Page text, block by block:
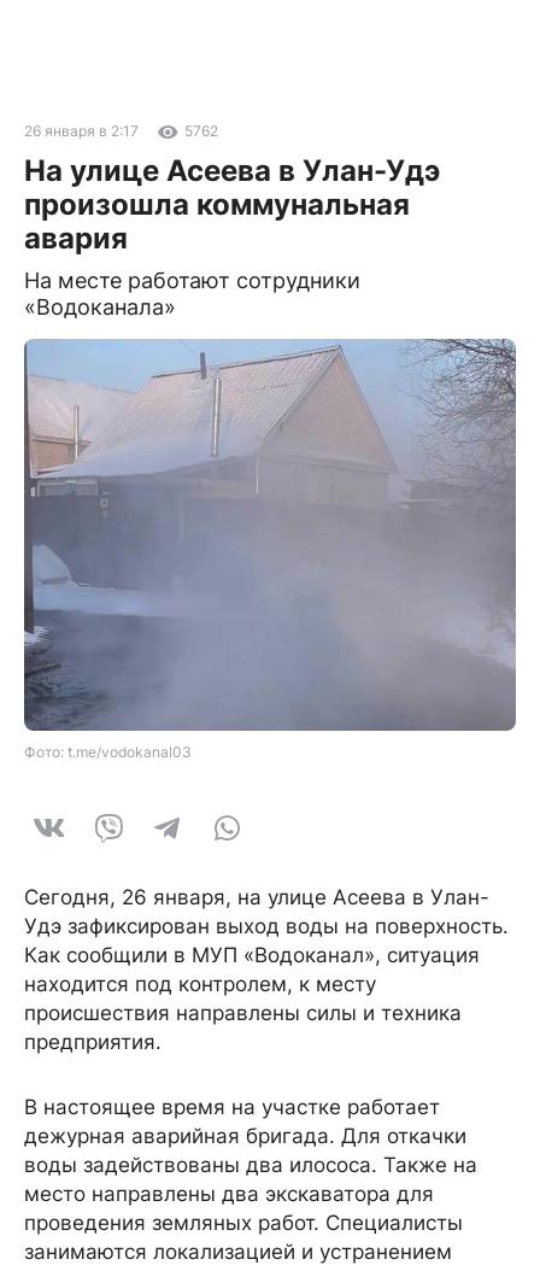
26 января в 2:17 5762
На улице Асеева в Улан-Удэ
произошла коммунальная
авария
На месте работают сотрудники
«Водоканала»
Фото: t.me/vodokanal03
Сегодня, 26 января, на улице Асеева в Улан-
Удэ зафиксирован выход воды на поверхность.
Как сообщили в МУП «Водоканал», ситуация
находится под контролем, к месту
происшествия направлены силы и техника
предприятия.
В настоящее время на участке работает
дежурная аварийная бригада. Для откачки
воды задействованы два илососа. Также на
место направлены два экскаватора для
проведения земляных работ. Специалисты
занимаются локализацией и устранением